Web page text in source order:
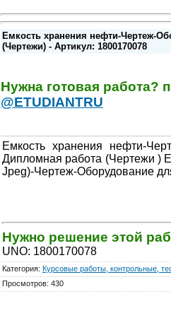
Емкость хранения нефти-Чертеж-
(Чертежи) - Артикул: 1800170078
Нужна готовая работа?
@ETUDIANTRU
Емкость хранения нефти-
Дипломная работа (Чертежи )
Jpeg)-Чертеж-Оборудование
Нужно решение этой
UNO: 1800170078
Категория: Курсовые работы, контрольные,
Просмотров: 430